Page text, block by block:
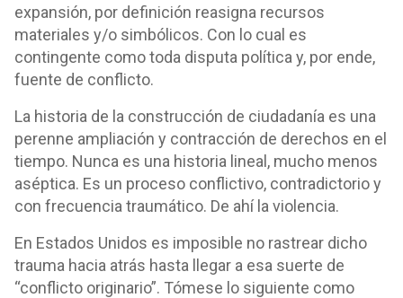
expansión, por definición reasigna recursos
materiales y/o simbólicos. Con lo cual es
contingente como toda disputa política y, por ende,
fuente de conflicto.
La historia de la construcción de ciudadanía es una
perenne ampliación y contracción de derechos en el
tiempo. Nunca es una historia lineal, mucho menos
aséptica. Es un proceso conflictivo, contradictorio y
con frecuencia traumático. De ahí la violencia.
En Estados Unidos es imposible no rastrear dicho
trauma hacia atrás hasta llegar a esa suerte de
“conflicto originario”. Tómese lo siguiente como